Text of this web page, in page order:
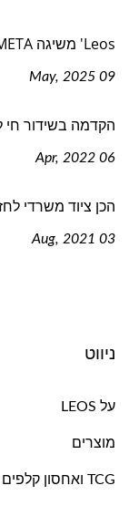
Leos' משיגה GSV & SMETA - ספק B2B המוסמך...
09 May, 2025
הקדמה בשידור חי
06 Apr, 2022
הכן ציוד משרדי
03 Aug, 2021
ניווט
על LEOS
מוצרים
TCG ואחסון קלפים